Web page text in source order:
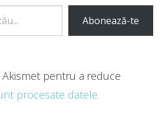
Abonează-te
pentru a reduce
procesate datele